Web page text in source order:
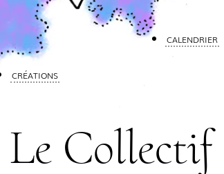
Le
CRÉATIONS
CALENDRIER